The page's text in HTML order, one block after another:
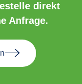
direkt
Anfrage.